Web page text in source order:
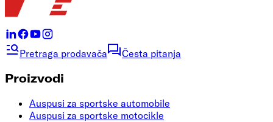
Pretraga prodavača Česta pitanja
Proizvodi
Auspusi za sportske automobile
Auspusi za sportske motocikle